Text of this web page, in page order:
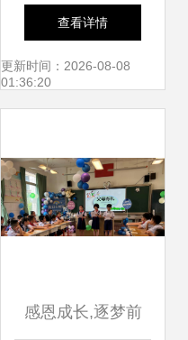
有没有什么地方好
停车的,停4天,免费
都行
查看详情
更新时间：2026-08-08
01:36:20
感恩成长,逐梦前